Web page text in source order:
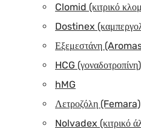
Clomid (κιτρικό
Dostinex
Εξεμεστάνη
HCG (γοναδοτροπίνη)
hMG
Λετροζόλη (Femara)
Nolvadex (κιτρικό